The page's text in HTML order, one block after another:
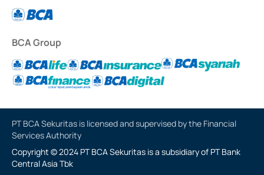
BCA Group
PT BCA Sekuritas is licensed and supervised by the Financial
Services Authority
Copyright © 2024 PT BCA Sekuritas is a subsidiary of PT Bank
Central Asia Tbk